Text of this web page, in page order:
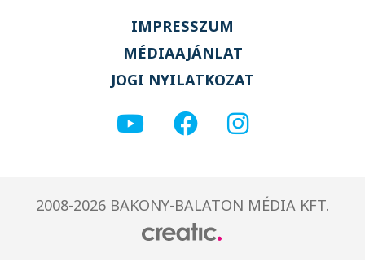
IMPRESSZUM
MÉDIAAJÁNLAT
JOGI NYILATKOZAT
2008-2026 BAKONY-BALATON MÉDIA KFT.